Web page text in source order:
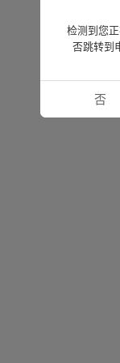
检测到您
否跳转到
否